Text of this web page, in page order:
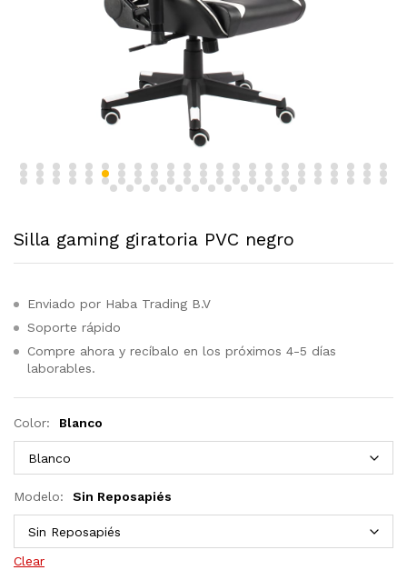
Silla gaming giratoria PVC negro
Enviado por Haba Trading B.V
Soporte rápido
Compre ahora y recíbalo en los próximos 4-5 días
laborables.
Color: Blanco
Modelo: Sin Reposapiés
Clear